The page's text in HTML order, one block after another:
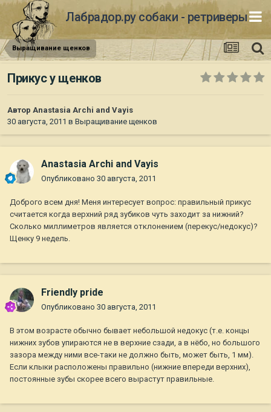
Лабрадор.ру собаки - ретриверы
Выращивание щенков
Прикус у щенков
Автор Anastasia Archi and Vayis
30 августа, 2011 в Выращивание щенков
Anastasia Archi and Vayis
Опубликовано 30 августа, 2011
Доброго всем дня! Меня интересует вопрос: правильный прикус
считается когда верхний ряд зубиков чуть заходит за нижний?
Сколько миллиметров является отклонением (перекус/недокус)?
Щенку 9 недель.
Friendly pride
Опубликовано 30 августа, 2011
В этом возрасте обычно бывает небольшой недокус (т.е. концы
нижних зубов упираются не в верхние сзади, а в нёбо, но большого
зазора между ними все-таки не должно быть, может быть, 1 мм).
Если клыки расположены правильно (нижние впереди верхних),
постоянные зубы скорее всего вырастут правильные.